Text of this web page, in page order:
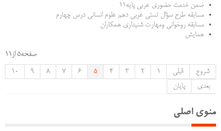
ضمن خدمت حضوری عربی پایه11
مسابقه طرح سؤال تستی عربی دهم علوم انسانی درس چهارم
مسابقه روخوانی ومهارت شنیداری همکاران
همایش
صفحه5 از11
شروع
قبلی 1
2
3
4
5
6
7
8
9
10
بعدی
پایان
منوی اصلی